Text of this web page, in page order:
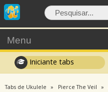
Menu
Iniciante tabs
Tabs de Ukulele Pierce The Veil